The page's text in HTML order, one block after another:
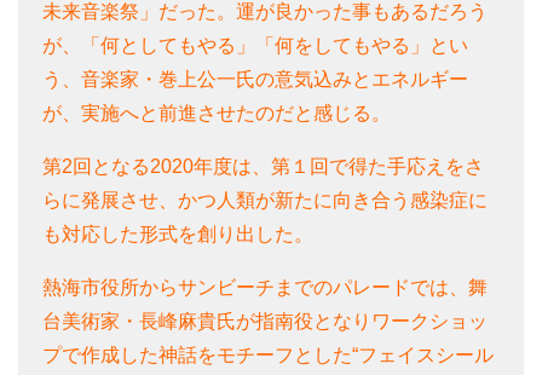
未来音楽祭」だった。運が良かった事もあるだろう
が、「何としてもやる」「何をしてもやる」とい
う、音楽家・巻上公一氏の意気込みとエネルギー
が、実施へと前進させたのだと感じる。
第2回となる2020年度は、第１回で得た手応えをさ
らに発展させ、かつ人類が新たに向き合う感染症に
も対応した形式を創り出した。
熱海市役所からサンビーチまでのパレードでは、舞
台美術家・長峰麻貴氏が指南役となりワークショッ
プで作成した神話をモチーフとした“フェイスシール